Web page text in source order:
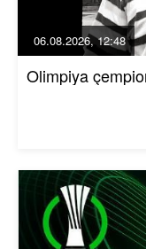
06.08.2026, 12:48
Olimpiya